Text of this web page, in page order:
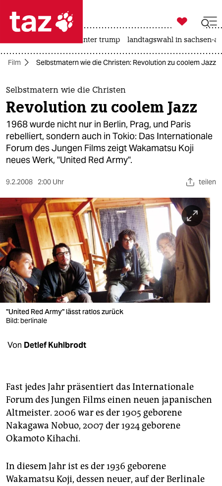
 taz zahl ich
taz zahl ich
themen
politik
öko
gesellschaft
kultur
sport
berlin
nord
wahrheit
verlag
verlag
shop
unterstützen
abo
genossenschaft

taz zahl ich
usa unter trump landtagswahl in sachsen-
Film Selbstmatern wie die Christen: Revolution zu coolem Jazz
Selbstmatern wie die Christen
Revolution zu coolem Jazz
1968 wurde nicht nur in Berlin, Prag, und Paris
rebelliert, sondern auch in Tokio: Das Internationale
Forum des Jungen Films zeigt Wakamatsu Koji
neues Werk, "United Red Army".
9.2.2008 2:00 Uhr teilen
"United Red Army" lässt ratlos zurück
Bild: berlinale
Von Detlef Kuhlbrodt
Fast jedes Jahr präsentiert das Internationale
Forum des Jungen Films einen neuen japanischen
Altmeister. 2006 war es der 1905 geborene
Nakagawa Nobuo, 2007 der 1924 geborene
Okamoto Kihachi.
In diesem Jahr ist es der 1936 geborene
Wakamatsu Koji, dessen neuer, auf der Berlinale